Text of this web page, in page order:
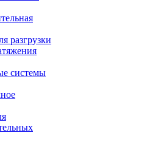
разгрузки
системы